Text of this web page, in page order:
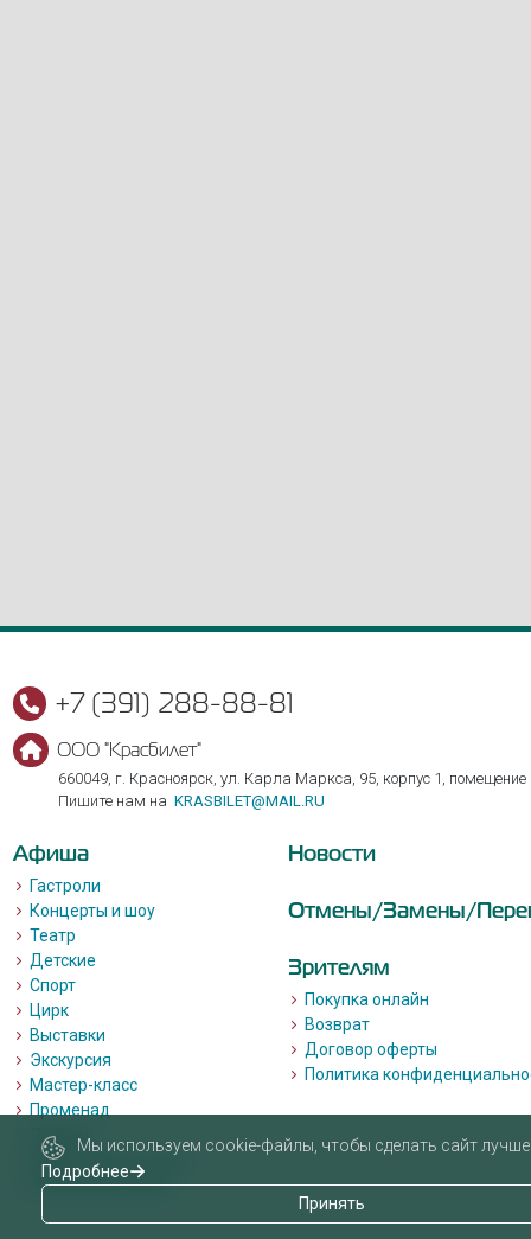
+7 (391) 288-88-81
ООО "Красбилет"
660049, г. Красноярск, ул. Карла Маркса, 95, корпус 1, помещение
Пишите нам на KRASBILET@MAIL.RU
Афиша
Гастроли
Концерты и шоу
Театр
Детские
Спорт
Цирк
Выставки
Экскурсия
Мастер-класс
Променад
Лекции
Квизы, квесты, игры.
Пушкинская карта
Новости
Отмены/Замены/
Зрителям
Покупка онлайн
Возврат
Договор оферты
Политика
Мы используем cookie-файлы, чтобы сделать сайт лучше
Подробнее
Принять